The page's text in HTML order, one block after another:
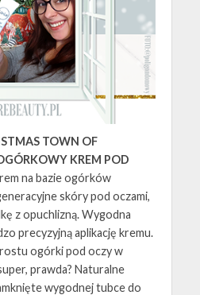
TOWN OF
KREM POD
na bazie ogórków
skóry pod oczami,
z opuchlizną. Wygodna
precyzyjną aplikację kremu.
ogórki pod oczy w
prawda? Naturalne
wygodnej tubce do